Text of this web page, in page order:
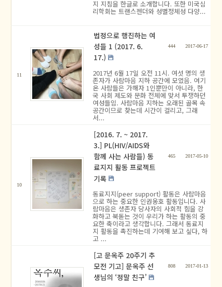
지 지침을 한글로 소개합니다. 또한 미국심
리학회는 트랜스젠더와 성별정체성 다양...
11
법정으로 행진하는 여
성들 1 (2017. 6.
17.)
444 2017-06-17
2017년 6월 17일 오전 11시. 여섯 명의 생
존자가 사람마음 지하 공간에 모였음. 여기
온 사람들은 가해자 1인뿐만이 아니라, 한
국 사회 제도와 문화 전체에 맞서 투쟁하던
여성들임. 사람마음 지하는 오래된 골목 속
공간이므로 찾는데 시간이 걸리고, 그래
서...
10
[2016. 7. ~ 2017.
3.] PL(HIV/AIDS와
함께 사는 사람들) 동
료지지 활동 프로젝트
기록
465 2017-05-10
동료지지(peer support) 활동은 사람마음
으로 하는 중요한 인권옹호 활동입니다. 사
람마음은 생존자 당사자의 사회적 힘을 강
화하고 북돋는 것이 우리가 하는 활동의 중
요한 축이라고 생각합니다. 그래서 동료지
지 활동을 촉진하는데 기여해 보고 싶다, 하
고 ...
[고 문옥주 20주기 추
모전 기고] 문옥주 선
생님의 ‘정말 친구’
808 2017-01-13